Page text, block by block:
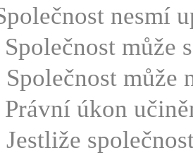
nesmí
může
Společnost může
úkon
Jestliže